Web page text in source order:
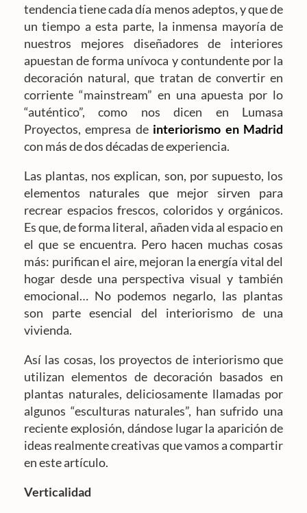
tendencia tiene cada día menos adeptos, y que de
un tiempo a esta parte, la inmensa mayoría de
nuestros mejores diseñadores de interiores
apuestan de forma unívoca y contundente por la
decoración natural, que tratan de convertir en
corriente “mainstream” en una apuesta por lo
“auténtico”, como nos dicen en Lumasa
Proyectos, empresa de interiorismo en Madrid
con más de dos décadas de experiencia.
Las plantas, nos explican, son, por supuesto, los
elementos naturales que mejor sirven para
recrear espacios frescos, coloridos y orgánicos.
Es que, de forma literal, añaden vida al espacio en
el que se encuentra. Pero hacen muchas cosas
más: purifican el aire, mejoran la energía vital del
hogar desde una perspectiva visual y también
emocional… No podemos negarlo, las plantas
son parte esencial del interiorismo de una
vivienda.
Así las cosas, los proyectos de interiorismo que
utilizan elementos de decoración basados en
plantas naturales, deliciosamente llamadas por
algunos “esculturas naturales”, han sufrido una
reciente explosión, dándose lugar la aparición de
ideas realmente creativas que vamos a compartir
en este artículo.
Verticalidad